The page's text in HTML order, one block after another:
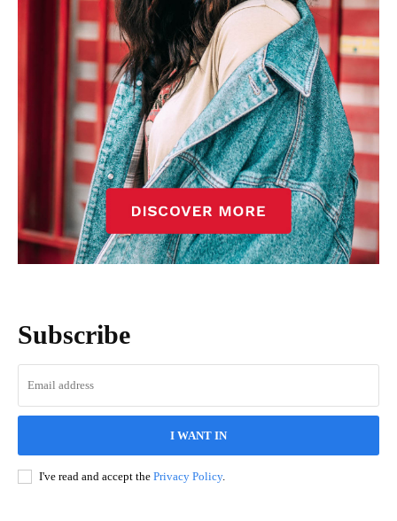
Subscribe
I WANT IN
I've read and accept the Privacy Policy.